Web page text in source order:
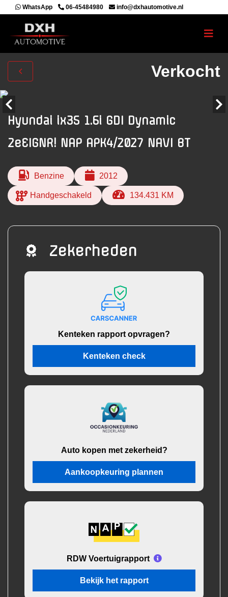
WhatsApp 06-45484980 info@dxhautomotive.nl
Verkocht
Hyundai ix35 1.6i GDI Dynamic
2eEIGNR! NAP APK4/2027 NAVI BT
Benzine 2012
Handgeschakeld 134.431 KM
Zekerheden
Kenteken rapport opvragen?
Kenteken check
Auto kopen met zekerheid?
Aankoopkeuring plannen
RDW Voertuigrapport
Bekijk het rapport